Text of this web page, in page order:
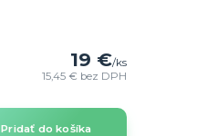
19 €/ks
15,45 € bez DPH
Pridať do košíka